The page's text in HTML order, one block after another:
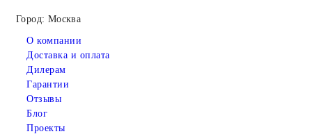
Город: Москва
О компании
Доставка и оплата
Дилерам
Гарантии
Отзывы
Блог
Проекты